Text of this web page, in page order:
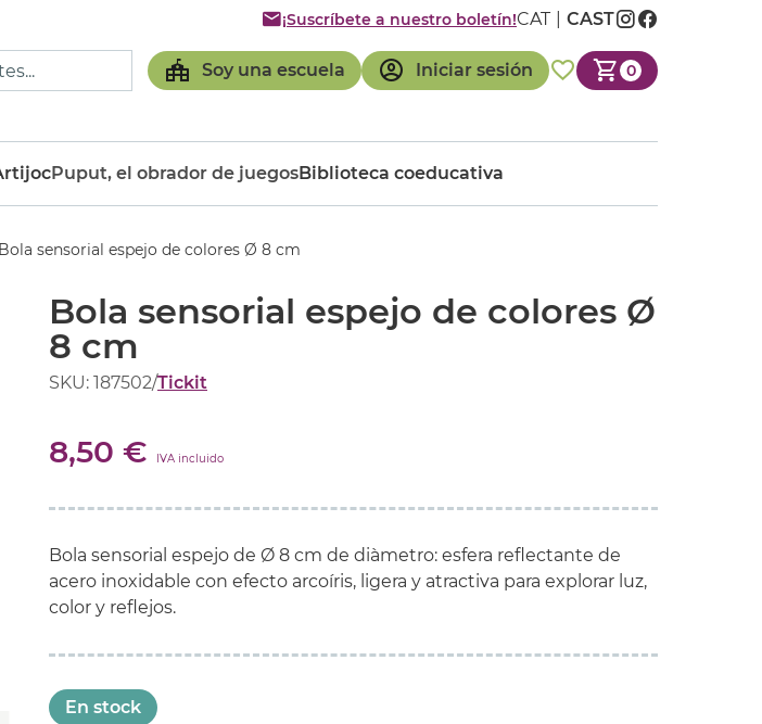
Soy una escuela Iniciar sesión 0
¡Suscríbete a nuestro boletín!CAT CAST
Puput, el obrador de juegosBiblioteca coeducativa
Bola sensorial espejo de colores Ø 8 cm
Bola sensorial espejo de colores Ø
8 cm
SKU: 187502/Tickit
8,50 € IVA incluido
Bola sensorial espejo de Ø 8 cm de diàmetro: esfera reflectante de
acero inoxidable con efecto arcoíris, ligera y atractiva para explorar luz,
color y reflejos.
En stock